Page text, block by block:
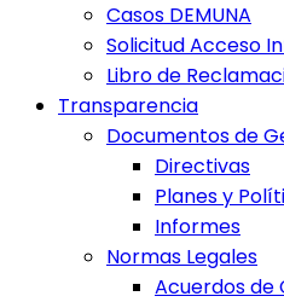
Casos DEMUNA
Solicitud Acceso
Libro de
Transparencia
Documentos de
Directivas
Planes y
Informes
Normas Legales
Acuerdos de